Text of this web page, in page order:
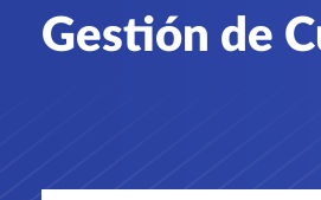
Gestión de